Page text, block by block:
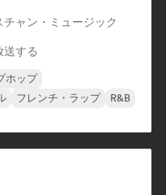
チャン・ミュージック
送する
ホップ
フレンチ・ラップ
R&B